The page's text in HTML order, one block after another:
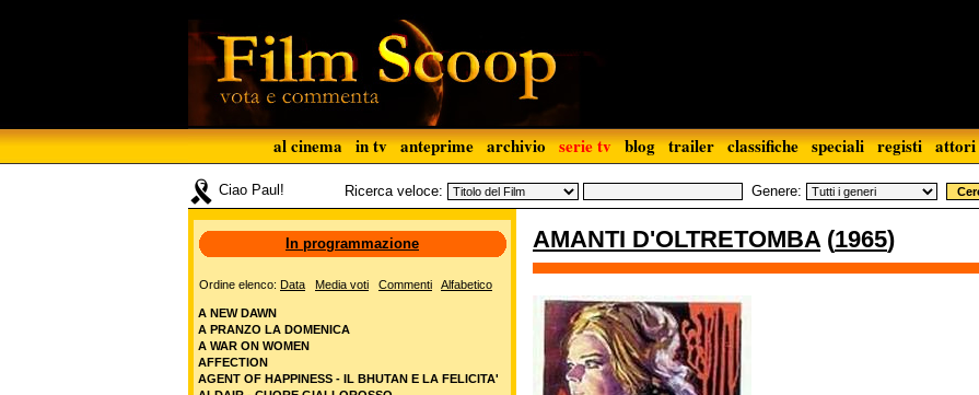
al cinema in tv anteprime archivio serie tv blog trailer classifiche speciali registi attori
Ciao Paul! Ricerca veloce: Genere:
AMANTI D'OLTRETOMBA(1965)
In programmazione
Ordine elenco: Data Media voti Commenti Alfabetico
A NEW DAWN
A PRANZO LA DOMENICA
A WAR ON WOMEN
AFFECTION
AGENT OF HAPPINESS - IL BHUTAN E LA FELICITA'